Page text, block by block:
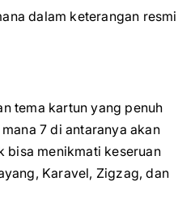
dalam keterangan resmi
tema kartun yang penuh
7 di antaranya akan
bisa menikmati keseruan
Karavel, Zigzag, dan